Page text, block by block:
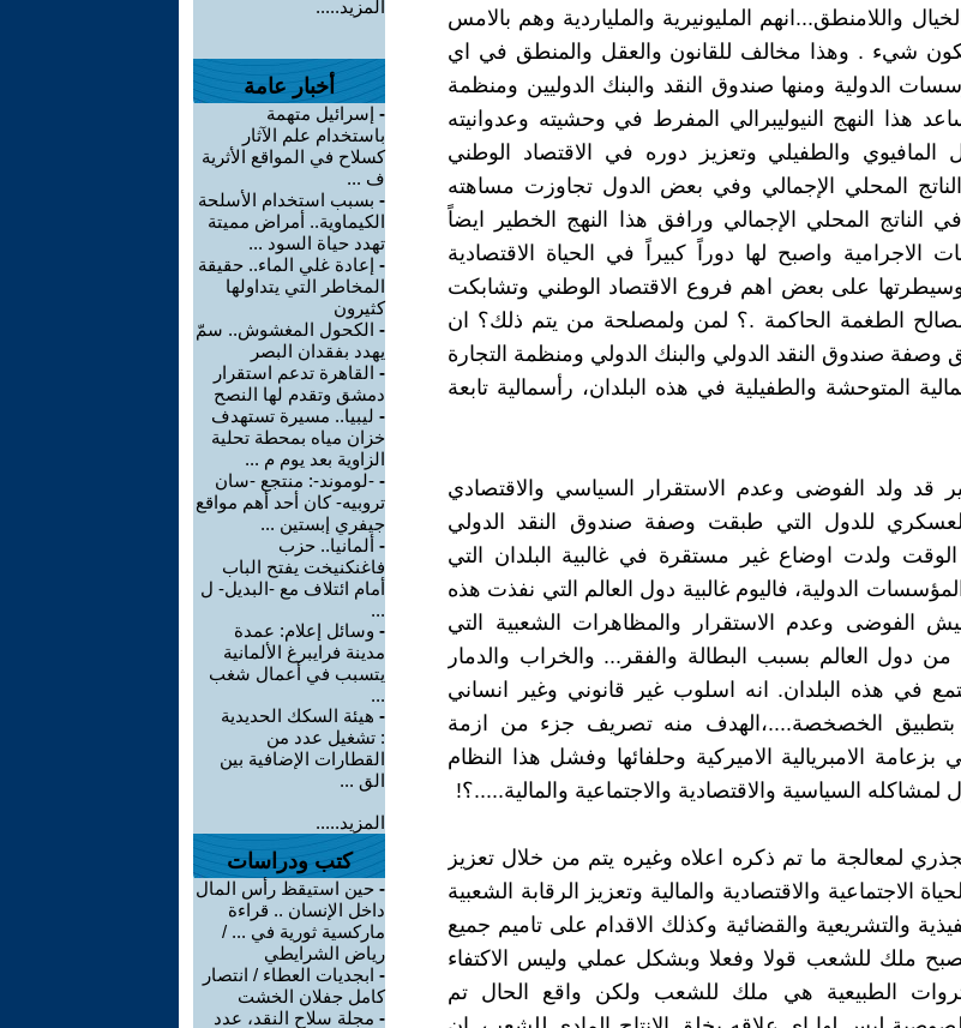
واللامنطق...انهم المليونيرية والملياردية وهم بالامس
شيء . وهذا مخالف للقانون والعقل والمنطق في اي
الدولية ومنها صندوق النقد والبنك الدوليين ومنظمة
هذا النهج النيوليبرالي المفرط في وحشيته وعدوانيته
المافيوي والطفيلي وتعزيز دوره في الاقتصاد الوطني
المحلي الإجمالي وفي بعض الدول تجاوزت مساهته
من 40بالمئة في الناتج المحلي الإجمالي ورافق هذا النهج الخطير ايضاً
الاجرامية واصبح لها دوراً كبيراً في الحياة الاقتصادية
وسيطرتها على بعض اهم فروع الاقتصاد الوطني وتشابكت
الطغمة الحاكمة .؟ لمن ولمصلحة من يتم ذلك؟ ان
صندوق النقد الدولي والبنك الدولي ومنظمة التجارة
المتوحشة والطفيلية في هذه البلدان، رأسمالية تابعة
قد ولد الفوضى وعدم الاستقرار السياسي والاقتصادي
للدول التي طبقت وصفة صندوق النقد الدولي
ولدت اوضاع غير مستقرة في غالبية البلدان التي
الدولية، فاليوم غالبية دول العالم التي نفذت هذه
الفوضى وعدم الاستقرار والمظاهرات الشعبية التي
دول العالم بسبب البطالة والفقر... والخراب والدمار
في هذه البلدان. انه اسلوب غير قانوني وغير انساني
بتطبيق الخصخصة....،الهدف منه تصريف جزء من ازمة
بزعامة الامبريالية الاميركية وحلفائها وفشل هذا النظام
لمشاكله السياسية والاقتصادية والاجتماعية والمالية.....؟!
لمعالجة ما تم ذكره اعلاه وغيره يتم من خلال تعزيز
الاجتماعية والاقتصادية والمالية وتعزيز الرقابة الشعبية
والتشريعية والقضائية وكذلك الاقدام على تاميم جميع
تصبح ملك للشعب قولا وفعلا وبشكل عملي وليس الاكتفاء
الطبيعية هي ملك للشعب ولكن واقع الحال تم
المزيد.....
أخبار عامة
- إسرائيل متهمة
باستخدام علم الآثار
كسلاح في المواقع الأثرية
ف ...
- بسبب استخدام الأسلحة
الكيماوية.. أمراض مميتة
تهدد حياة السود ...
- إعادة غلي الماء.. حقيقة
المخاطر التي يتداولها
كثيرون
- الكحول المغشوش.. سمّ
يهدد بفقدان البصر
- القاهرة تدعم استقرار
دمشق وتقدم لها النصح
- ليبيا.. مسيرة تستهدف
خزان مياه بمحطة تحلية
الزاوية بعد يوم م ...
- -لوموند-: منتجع -سان
تروبيه- كان أحد أهم مواقع
جيفري إبستين ...
- ألمانيا.. حزب
فاغنكنيخت يفتح الباب
أمام ائتلاف مع -البديل- ل
...
- وسائل إعلام: عمدة
مدينة فرايبرغ الألمانية
يتسبب في أعمال شغب
...
- هيئة السكك الحديدية
: تشغيل عدد من
القطارات الإضافية بين
الق ...
المزيد.....
كتب ودراسات
- حين استيقظ رأس المال
داخل الإنسان .. قراءة
ماركسية ثورية في ... /
رياض الشرايطي
- ابجديات العطاء / انتصار
كامل جفلان الخشت
- مجلة سلاح النقد، عدد